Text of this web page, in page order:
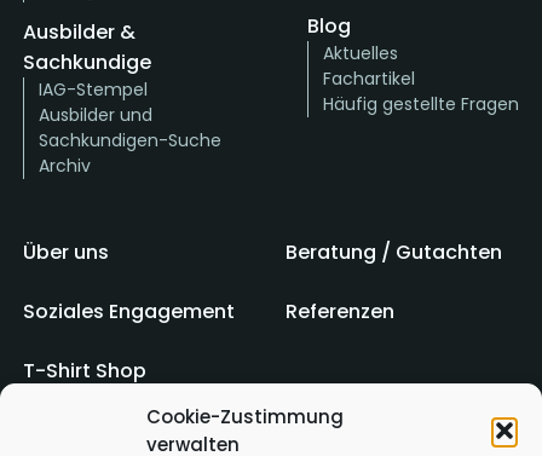
Cookie-Zustimmung
verwalten
Ausbilder &
Sachkundige
IAG-Stempel
Ausbilder und
Sachkundigen-Suche
Archiv
Blog
Aktuelles
Fachartikel
Häufig gestellte Fragen
Über uns Beratung / Gutachten
Soziales Engagement Referenzen
T-Shirt Shop